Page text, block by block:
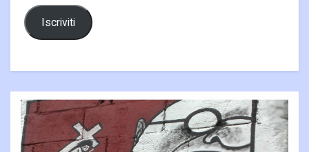
Iscriviti